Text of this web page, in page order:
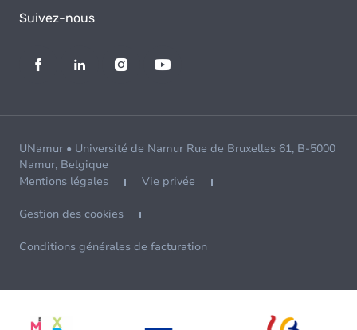
Suivez-nous
UNamur • Université de Namur Rue de Bruxelles 61, B-5000
Namur, Belgique
Mentions légales
Vie privée
Gestion des cookies
Conditions générales de facturation